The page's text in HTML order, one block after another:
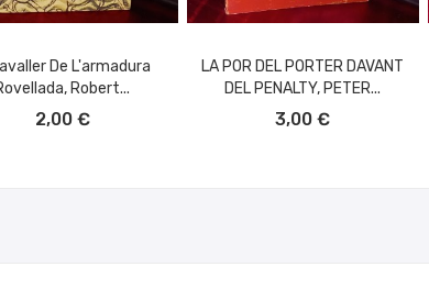
De L'armadura
Robert...
2,00 €
LA POR DEL PORTER DAVANT
DEL PENALTY, PETER...
3,00 €